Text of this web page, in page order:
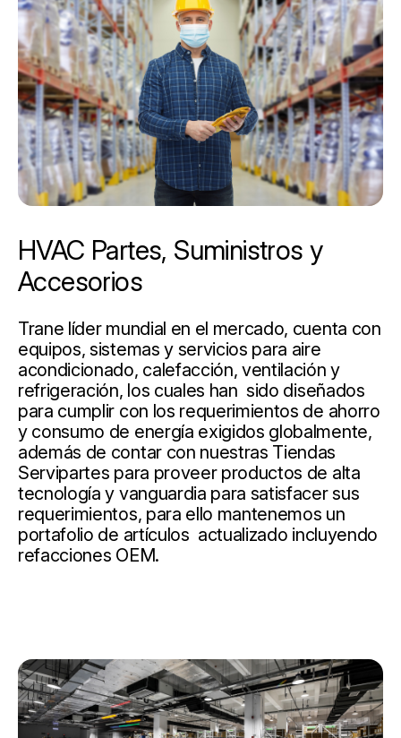
HVAC Partes, Suministros y
Accesorios
Trane líder mundial en el mercado, cuenta con
equipos, sistemas y servicios para aire
acondicionado, calefacción, ventilación y
refrigeración, los cuales han sido diseñados
para cumplir con los requerimientos de ahorro
y consumo de energía exigidos globalmente,
además de contar con nuestras Tiendas
Servipartes para proveer productos de alta
tecnología y vanguardia para satisfacer sus
requerimientos, para ello mantenemos un
portafolio de artículos actualizado incluyendo
refacciones OEM.